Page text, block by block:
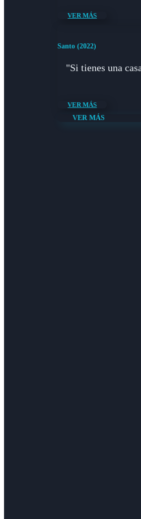
VER MÁS
Santo (2022)
"Si tienes una
VER MÁS
VER MÁS